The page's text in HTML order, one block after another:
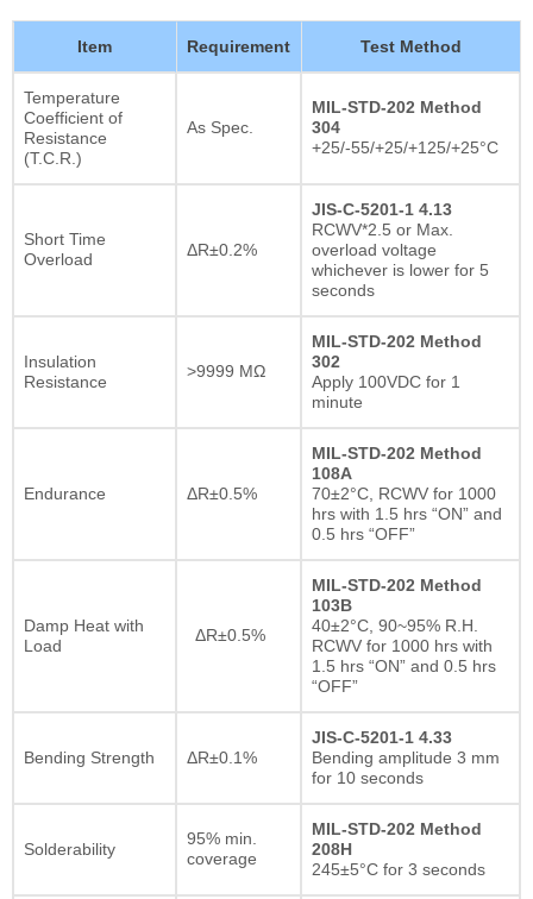
Item Requirement Test Method
Temperature
Coefficient of
Resistance
(T.C.R.)
As Spec.
MIL-STD-202 Method
304
+25/-55/+25/+125/+25°C
Short Time
Overload
ΔR±0.2%
JIS-C-5201-1 4.13
RCWV*2.5 or Max.
overload voltage
whichever is lower for 5
seconds
Insulation
Resistance
>9999 MΩ
MIL-STD-202 Method
302
Apply 100VDC for 1
minute
Endurance ΔR±0.5%
MIL-STD-202 Method
108A
70±2°C, RCWV for 1000
hrs with 1.5 hrs “ON” and
0.5 hrs “OFF”
Damp Heat with
Load
ΔR±0.5%
MIL-STD-202 Method
103B
40±2°C, 90~95% R.H.
RCWV for 1000 hrs with
1.5 hrs “ON” and 0.5 hrs
“OFF”
Bending Strength ΔR±0.1%
JIS-C-5201-1 4.33
Bending amplitude 3 mm
for 10 seconds
Solderability
95% min.
coverage
MIL-STD-202 Method
208H
245±5°C for 3 seconds